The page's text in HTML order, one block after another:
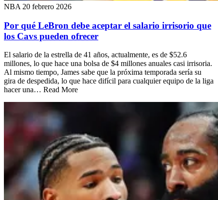
NBA 20 febrero 2026
Por qué LeBron debe aceptar el salario irrisorio que
los Cavs pueden ofrecer
El salario de la estrella de 41 años, actualmente, es de $52.6
millones, lo que hace una bolsa de $4 millones anuales casi irrisoria.
Al mismo tiempo, James sabe que la próxima temporada sería su
gira de despedida, lo que hace difícil para cualquier equipo de la liga
hacer una… Read More